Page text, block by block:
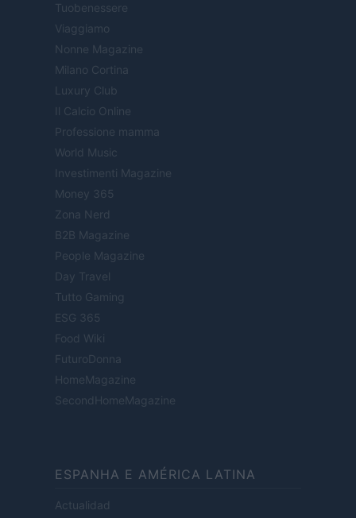
Tuobenessere
Viaggiamo
Nonne Magazine
Milano Cortina
Luxury Club
Il Calcio Online
Professione mamma
World Music
Investimenti Magazine
Money 365
Zona Nerd
B2B Magazine
People Magazine
Day Travel
Tutto Gaming
ESG 365
Food Wiki
FuturoDonna
HomeMagazine
SecondHomeMagazine
ESPANHA E AMÉRICA LATINA
Actualidad